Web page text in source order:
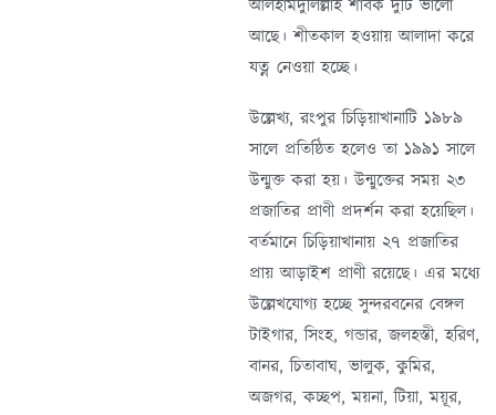
আলহামদুলিল্লাহ শাবক দুটি ভালো
আছে। শীতকাল হওয়ায় আলাদা করে
যত্ন নেওয়া হচ্ছে।
উল্লেখ্য, রংপুর চিড়িয়াখানাটি ১৯৮৯
সালে প্রতিষ্ঠিত হলেও তা ১৯৯১ সালে
উন্মুক্ত করা হয়। উন্মুক্তের সময় ২৩
প্রজাতির প্রাণী প্রদর্শন করা হয়েছিল।
বর্তমানে চিড়িয়াখানায় ২৭ প্রজাতির
প্রায় আড়াইশ প্রাণী রয়েছে। এর মধ্যে
উল্লেখযোগ্য হচ্ছে সুন্দরবনের বেঙ্গল
টাইগার, সিংহ, গন্ডার, জলহস্তী, হরিণ,
বানর, চিতাবাঘ, ভালুক, কুমির,
অজগর, কচ্ছপ, ময়না, টিয়া, ময়ূর,